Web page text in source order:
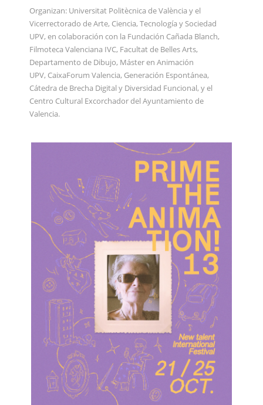
Organizan: Universitat Politècnica de València y el
Vicerrectorado de Arte, Ciencia, Tecnología y Sociedad
UPV, en colaboración con la Fundación Cañada Blanch,
Filmoteca Valenciana IVC, Facultat de Belles Arts,
Departamento de Dibujo, Máster en Animación
UPV, CaixaForum Valencia, Generación Espontánea,
Cátedra de Brecha Digital y Diversidad Funcional, y el
Centro Cultural Excorchador del Ayuntamiento de
Valencia.